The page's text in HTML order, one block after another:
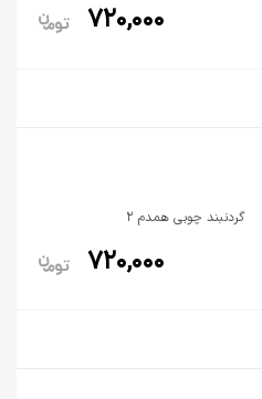
720,000
گردنبند چوبی همدم 2
720,000